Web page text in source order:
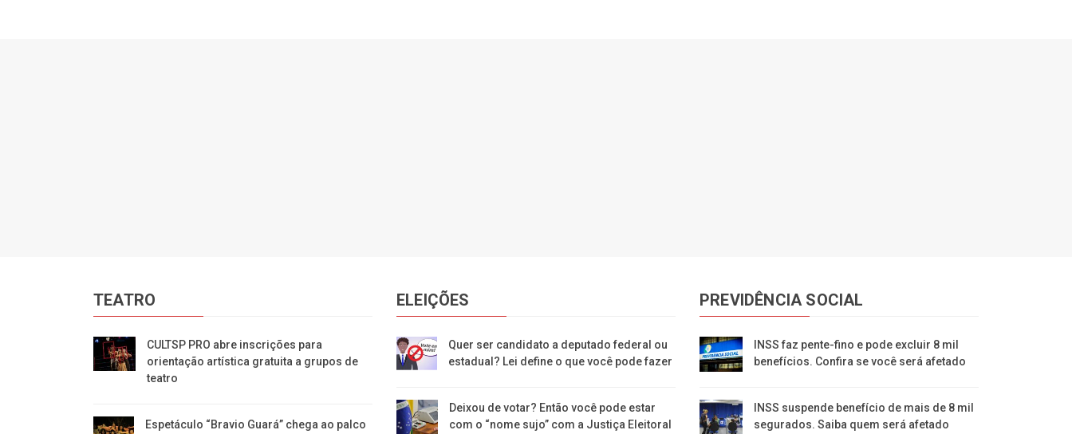
TEATRO
CULTSP PRO abre inscrições para
orientação artística gratuita a grupos de
teatro
Espetáculo “Bravio Guará” chega ao palco
ELEIÇÕES
Quer ser candidato a deputado federal ou
estadual? Lei define o que você pode fazer
Deixou de votar? Então você pode estar
com o “nome sujo” com a Justiça Eleitoral
PREVIDÊNCIA SOCIAL
INSS faz pente-fino e pode excluir 8 mil
benefícios. Confira se você será afetado
INSS suspende benefício de mais de 8 mil
segurados. Saiba quem será afetado